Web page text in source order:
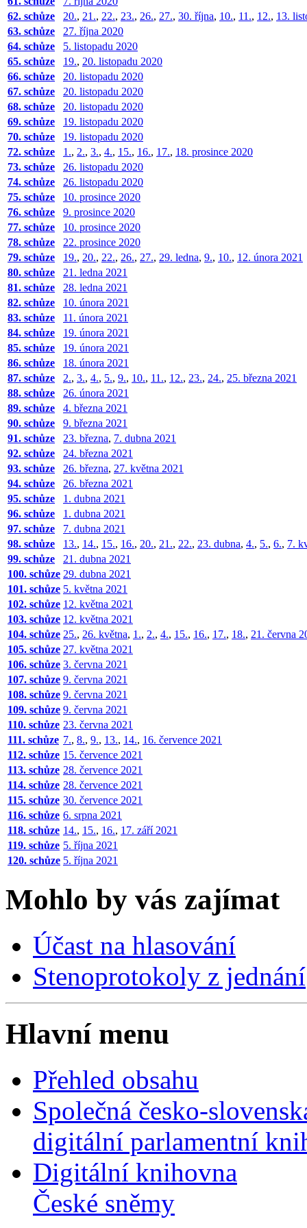
62. schůze
20., 21., 22., 23., 26., 27., 30. října, 10., 11., 12., 13.
63. schůze
27. října 2020
64. schůze
5. listopadu 2020
65. schůze
19., 20. listopadu 2020
66. schůze
20. listopadu 2020
67. schůze
20. listopadu 2020
68. schůze
20. listopadu 2020
69. schůze
19. listopadu 2020
70. schůze
19. listopadu 2020
72. schůze
1., 2., 3., 4., 15., 16., 17., 18. prosince 2020
73. schůze
26. listopadu 2020
74. schůze
26. listopadu 2020
75. schůze
10. prosince 2020
76. schůze
9. prosince 2020
77. schůze
10. prosince 2020
78. schůze
22. prosince 2020
79. schůze
19., 20., 22., 26., 27., 29. ledna, 9., 10., 12. února 2021
80. schůze
21. ledna 2021
81. schůze
28. ledna 2021
82. schůze
10. února 2021
83. schůze
11. února 2021
84. schůze
19. února 2021
85. schůze
19. února 2021
86. schůze
18. února 2021
87. schůze
2., 3., 4., 5., 9., 10., 11., 12., 23., 24., 25. března 2021
88. schůze
26. února 2021
89. schůze
4. března 2021
90. schůze
9. března 2021
91. schůze
23. března, 7. dubna 2021
92. schůze
24. března 2021
93. schůze
26. března, 27. května 2021
94. schůze
26. března 2021
95. schůze
1. dubna 2021
96. schůze
1. dubna 2021
97. schůze
7. dubna 2021
98. schůze
13., 14., 15., 16., 20., 21., 22., 23. dubna, 4., 5., 6., 7.
99. schůze
21. dubna 2021
100. schůze 29. dubna 2021
101. schůze 5. května 2021
102. schůze 12. května 2021
103. schůze 12. května 2021
104. schůze 25., 26. května, 1., 2., 4., 15., 16., 17., 18., 21. června
105. schůze 27. května 2021
106. schůze 3. června 2021
107. schůze 9. června 2021
108. schůze 9. června 2021
109. schůze 9. června 2021
110. schůze 23. června 2021
111. schůze 7., 8., 9., 13., 14., 16. července 2021
112. schůze 15. července 2021
113. schůze 28. července 2021
114. schůze 28. července 2021
115. schůze 30. července 2021
116. schůze 6. srpna 2021
118. schůze 14., 15., 16., 17. září 2021
119. schůze 5. října 2021
120. schůze 5. října 2021
Mohlo by vás zajímat
Účast na hlasování
Stenoprotokoly z jednání
Hlavní menu
Přehled obsahu
Společná česko-
digitální parlamentní
Digitální knihovna
České sněmy